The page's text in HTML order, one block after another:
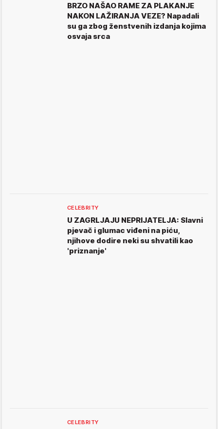
BRZO NAŠAO RAME ZA PLAKANJE
NAKON LAŽIRANJA VEZE? Napadali
su ga zbog ženstvenih izdanja kojima
osvaja srca
CELEBRITY
U ZAGRLJAJU NEPRIJATELJA: Slavni
pjevač i glumac viđeni na piću,
njihove dodire neki su shvatili kao
'priznanje'
CELEBRITY